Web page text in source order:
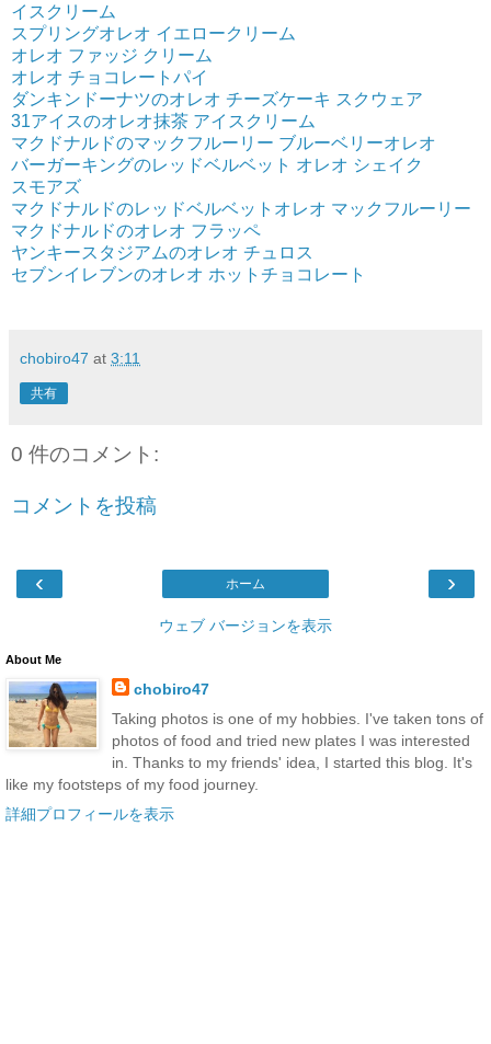
イスクリーム
スプリングオレオ イエロークリーム
オレオ ファッジ クリーム
オレオ チョコレートパイ
ダンキンドーナツのオレオ チーズケーキ スクウェア
31アイスのオレオ抹茶 アイスクリーム
マクドナルドのマックフルーリー ブルーベリーオレオ
バーガーキングのレッドベルベット オレオ シェイク
スモアズ
マクドナルドのレッドベルベットオレオ マックフルーリー
マクドナルドのオレオ フラッペ
ヤンキースタジアムのオレオ チュロス
セブンイレブンのオレオ ホットチョコレート
chobiro47 at 3:11
共有
0 件のコメント:
コメントを投稿
‹ ›
ホーム
ウェブ バージョンを表示
About Me
chobiro47
Taking photos is one of my hobbies. I've taken tons of
photos of food and tried new plates I was interested
in. Thanks to my friends' idea, I started this blog. It's
like my footsteps of my food journey.
詳細プロフィールを表示